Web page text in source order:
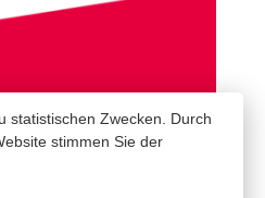
statistischen Zwecken. Durch
stimmen Sie der